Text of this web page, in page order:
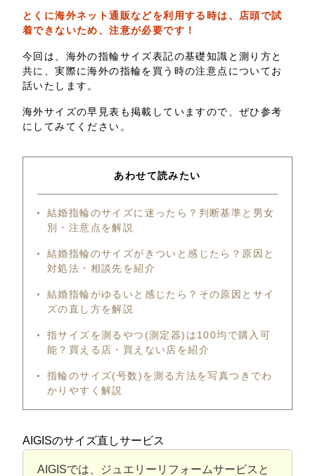
とくに海外ネット通販などを利用する時は、店頭で試
着できないため、注意が必要です！
今回は、海外の指輪サイズ表記の基礎知識と測り方と
共に、実際に海外の指輪を買う時の注意点についてお
話いたします。
海外サイズの早見表も掲載していますので、ぜひ参考
にしてみてください。
あわせて読みたい
結婚指輪のサイズに迷ったら？判断基準と男女
別・注意点を解説
結婚指輪のサイズがきついと感じたら？原因と
対処法・相談先を紹介
結婚指輪がゆるいと感じたら？その原因とサイ
ズの直し方を解説
指サイズを測るやつ(測定器)は100均で購入可
能？買える店・買えない店を紹介
指輪のサイズ(号数)を測る方法を写真つきでわ
かりやすく解説
AIGISのサイズ直しサービス
AIGISでは、ジュエリーリフォームサービスと